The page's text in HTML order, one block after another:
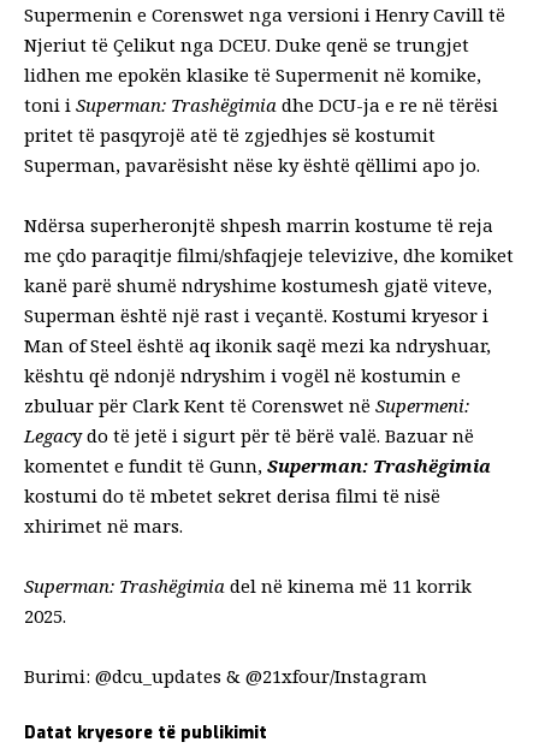
Supermenin e Corenswet nga versioni i Henry Cavill të
Njeriut të Çelikut nga DCEU. Duke qenë se trungjet
lidhen me epokën klasike të Supermenit në komike,
toni i Superman: Trashëgimia dhe DCU-ja e re në tërësi
pritet të pasqyrojë atë të zgjedhjes së kostumit
Superman, pavarësisht nëse ky është qëllimi apo jo.
Ndërsa superheronjtë shpesh marrin kostume të reja
me çdo paraqitje filmi/shfaqjeje televizive, dhe komiket
kanë parë shumë ndryshime kostumesh gjatë viteve,
Superman është një rast i veçantë. Kostumi kryesor i
Man of Steel është aq ikonik saqë mezi ka ndryshuar,
kështu që ndonjë ndryshim i vogël në kostumin e
zbuluar për Clark Kent të Corenswet në Supermeni:
Legacy do të jetë i sigurt për të bërë valë. Bazuar në
komentet e fundit të Gunn, Superman: Trashëgimia
kostumi do të mbetet sekret derisa filmi të nisë
xhirimet në mars.
Superman: Trashëgimia del në kinema më 11 korrik
2025.
Burimi: @dcu_updates & @21xfour/Instagram
Datat kryesore të publikimit